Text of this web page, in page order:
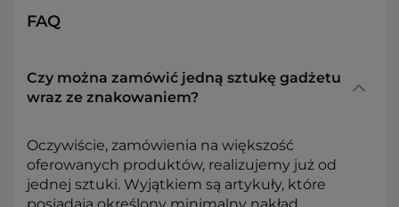
FAQ
Czy można zamówić jedną sztukę gadżetu
wraz ze znakowaniem?
Oczywiście, zamówienia na większość
oferowanych produktów, realizujemy już od
jednej sztuki. Wyjątkiem są artykuły, które